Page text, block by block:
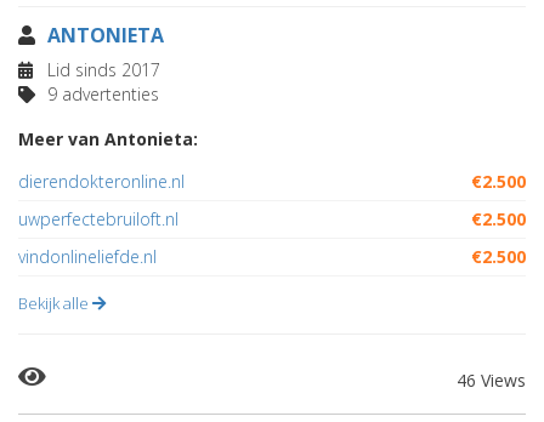
ANTONIETA
Lid sinds 2017
9 advertenties
Meer van Antonieta:
dierendokteronline.nl
€2.500
uwperfectebruiloft.nl
€2.500
vindonlineliefde.nl
€2.500
Bekijk alle
46 Views